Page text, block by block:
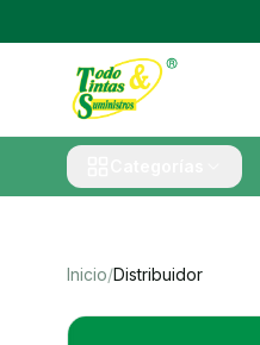
Inicio/Distribuidor